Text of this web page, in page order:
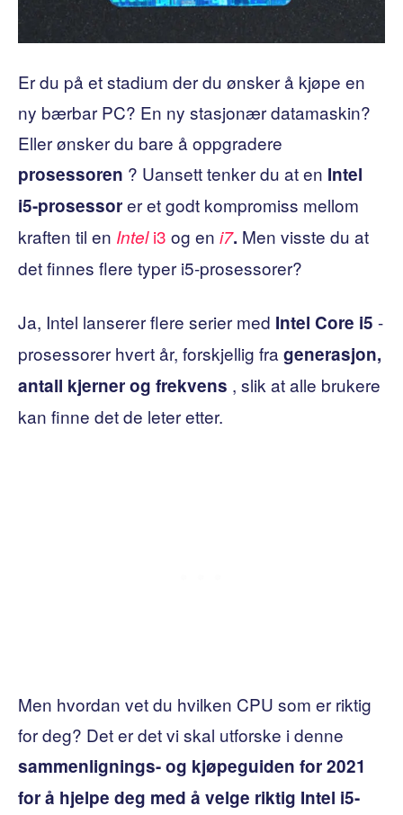
Er du på et stadium der du ønsker å kjøpe en
ny bærbar PC? En ny stasjonær datamaskin?
Eller ønsker du bare å oppgradere
prosessoren ? Uansett tenker du at en Intel
i5-prosessorer et godt kompromiss mellom
kraften til en Inteli3 og en i7. Men visste du at
det finnes flere typer i5-prosessorer?
Ja, Intel lanserer flere serier med Intel Core i5 -
prosessorer hvert år, forskjellig fra generasjon,
antall kjerner og frekvens , slik at alle brukere
kan finne det de leter etter.
Men hvordan vet du hvilken CPU som er riktig
for deg? Det er det vi skal utforske i denne
sammenlignings- og kjøpeguiden for 2021
for å hjelpe deg med å velge riktig Intel i5-